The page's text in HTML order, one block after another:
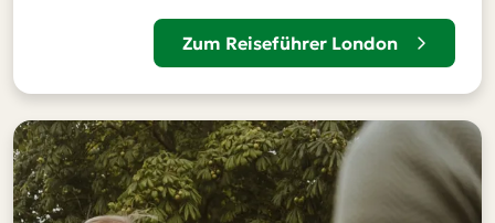
Zum Reiseführer London